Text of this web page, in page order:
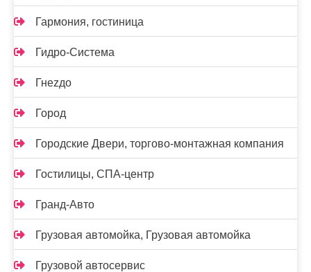
Гармония, гостиница
Гидро-Система
Гнеzдо
Город
Городские Двери, торгово-монтажная компания
Гостилицы, СПА-центр
Гранд-Авто
Грузовая автомойка, Грузовая автомойка
Грузовой автосервис